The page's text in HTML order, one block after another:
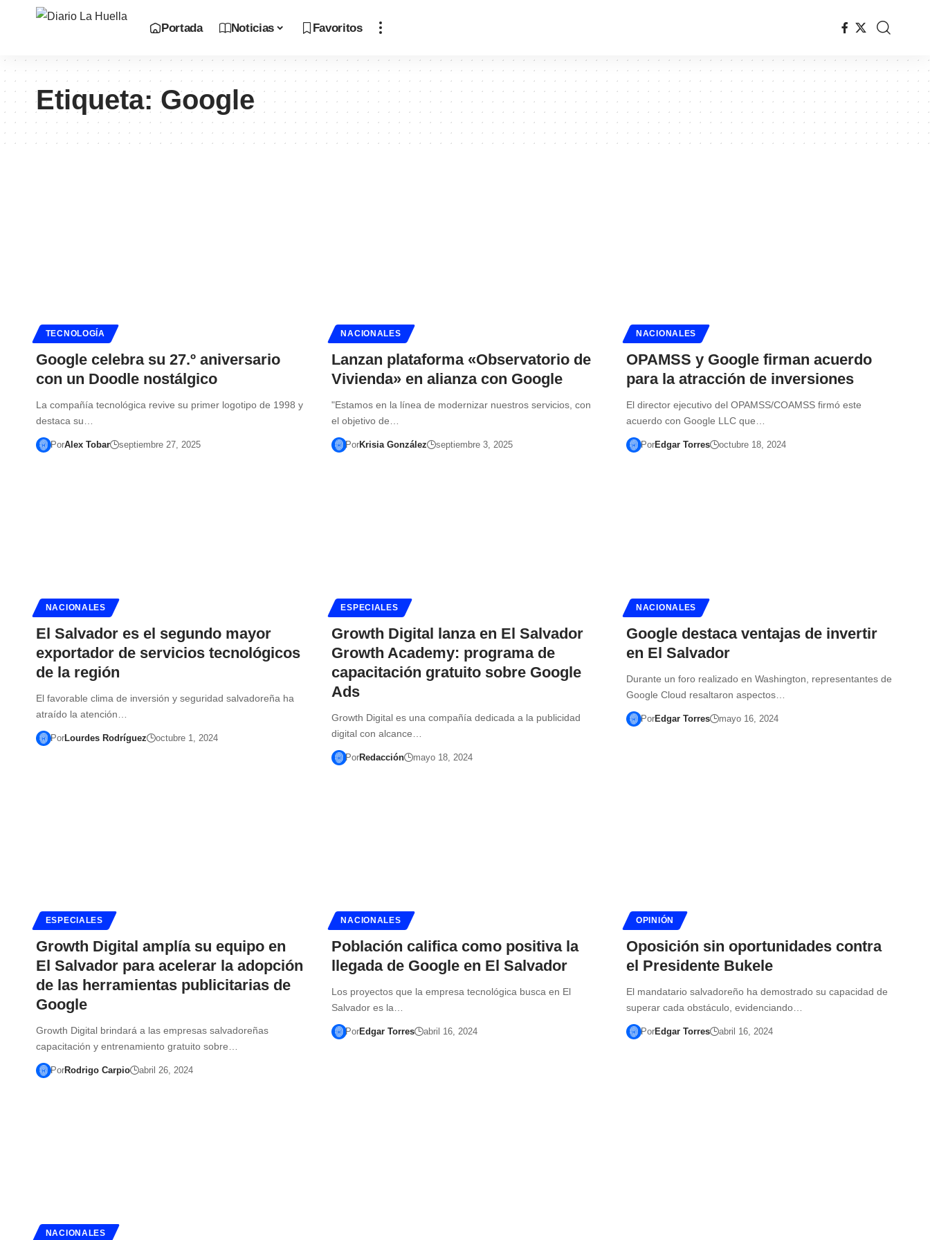
Portada Noticias Favoritos
Etiqueta:Google
TECNOLOGÍA
Google celebra su 27.º aniversario
con un Doodle nostálgico
La compañía tecnológica revive su primer logotipo de 1998 y
destaca su…
PorAlex Tobar septiembre 27, 2025
NACIONALES
Lanzan plataforma «Observatorio de
Vivienda» en alianza con Google
"Estamos en la línea de modernizar nuestros servicios, con
el objetivo de…
PorKrisia González septiembre 3, 2025
NACIONALES
OPAMSS y Google firman acuerdo
para la atracción de inversiones
El director ejecutivo del OPAMSS/COAMSS firmó este
acuerdo con Google LLC que…
PorEdgar Torres octubre 18, 2024
NACIONALES
El Salvador es el segundo mayor
exportador de servicios tecnológicos
de la región
El favorable clima de inversión y seguridad salvadoreña ha
atraído la atención…
PorLourdes Rodríguez octubre 1, 2024
ESPECIALES
Growth Digital lanza en El Salvador
Growth Academy: programa de
capacitación gratuito sobre Google
Ads
Growth Digital es una compañía dedicada a la publicidad
digital con alcance…
PorRedacción mayo 18, 2024
NACIONALES
Google destaca ventajas de invertir
en El Salvador
Durante un foro realizado en Washington, representantes de
Google Cloud resaltaron aspectos…
PorEdgar Torres mayo 16, 2024
ESPECIALES
Growth Digital amplía su equipo en
El Salvador para acelerar la adopción
de las herramientas publicitarias de
Google
Growth Digital brindará a las empresas salvadoreñas
capacitación y entrenamiento gratuito sobre…
PorRodrigo Carpio abril 26, 2024
NACIONALES
Población califica como positiva la
llegada de Google en El Salvador
Los proyectos que la empresa tecnológica busca en El
Salvador es la…
PorEdgar Torres abril 16, 2024
OPINIÓN
Oposición sin oportunidades contra
el Presidente Bukele
El mandatario salvadoreño ha demostrado su capacidad de
superar cada obstáculo, evidenciando…
PorEdgar Torres abril 16, 2024
NACIONALES